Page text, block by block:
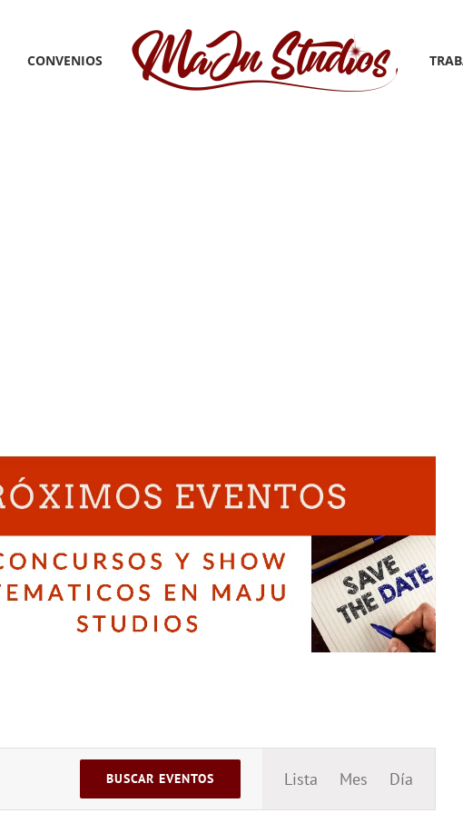
CONVENIOS
BUSCAR EVENTOS Lista Mes Día